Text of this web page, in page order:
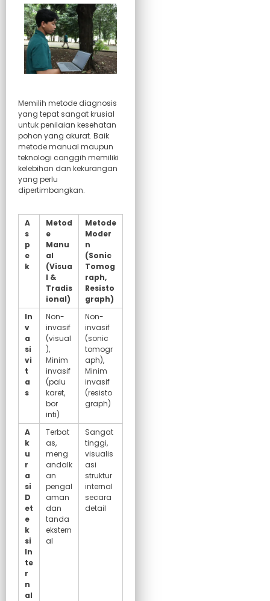
Memilih metode diagnosis
yang tepat sangat krusial
untuk penilaian kesehatan
pohon yang akurat. Baik
metode manual maupun
teknologi canggih memiliki
kelebihan dan kekurangan
yang perlu
dipertimbangkan.
A
s
p
e
k
Metod
e
Manu
al
(Visua
l &
Tradis
ional)
Metode
Moder
n
(Sonic
Tomog
raph,
Resisto
graph)
In
v
a
si
vi
t
a
s
Non-
invasif
(visual
),
Minim
invasif
(palu
karet,
bor
inti)
Non-
invasif
(sonic
tomogr
aph),
Minim
invasif
(resisto
graph)
A
k
u
r
a
si
D
et
e
k
si
In
te
r
n
al
Terbat
as,
meng
andalk
an
pengal
aman
dan
tanda
ekstern
al
Sangat
tinggi,
visualis
asi
struktur
internal
secara
detail